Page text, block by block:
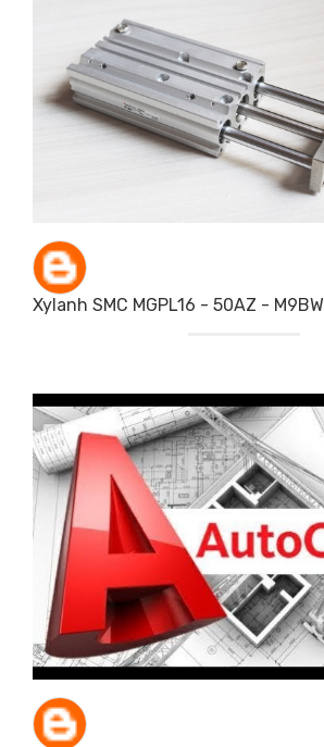
Xylanh SMC MGPL16 - 50AZ - M9BW